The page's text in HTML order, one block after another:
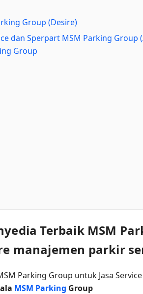
Group (Desire)
dan Sperpart MSM Parking
Group
Terbaik MSM
manajemen parkir
MSM Parking Group